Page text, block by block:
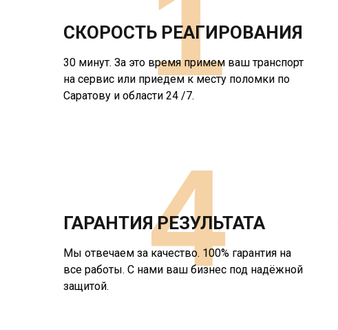
СКОРОСТЬ РЕАГИРОВАНИЯ
30 минут. За это время примем ваш транспорт
на сервис или приедем к месту поломки по
Саратову и области 24 /7.
ГАРАНТИЯ РЕЗУЛЬТАТА
Мы отвечаем за качество. 100% гарантия на
все работы. С нами ваш бизнес под надёжной
защитой.
4